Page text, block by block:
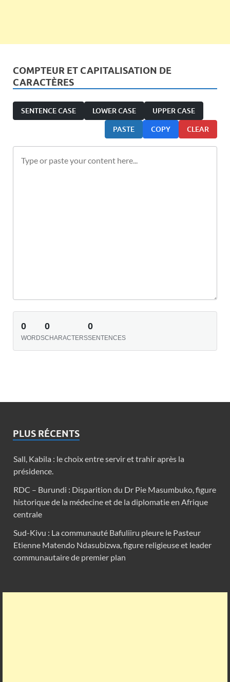
COMPTEUR ET CAPITALISATION DE
CARACTÈRES
SENTENCE CASE LOWER CASE UPPER CASE
PASTE COPY CLEAR
0
WORDS
0
CHARACTERS
0
SENTENCES
PLUS RÉCENTS
Sall, Kabila : le choix entre servir et trahir après la
présidence.
RDC – Burundi : Disparition du Dr Pie Masumbuko, figure
historique de la médecine et de la diplomatie en Afrique
centrale
Sud-Kivu : La communauté Bafuliiru pleure le Pasteur
Etienne Matendo Ndasubizwa, figure religieuse et leader
communautaire de premier plan